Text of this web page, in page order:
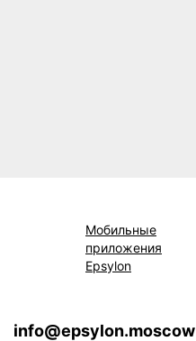
Мобильные
приложения
Epsylon
info@epsylon.moscow